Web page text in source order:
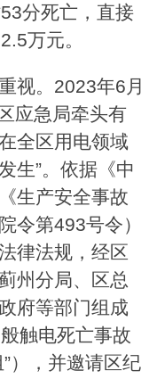
分死亡，直接
万元。
视。2023年6月
应急局牵头有
全区用电领域
生”。依据《中
生产安全事故
令第493号令）
律法规，经区
州分局、区总
府等部门组成
触电死亡事故
），并邀请区纪